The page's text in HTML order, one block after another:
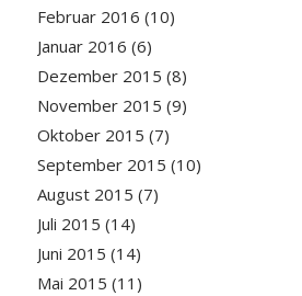
Februar 2016 (10)
Januar 2016 (6)
Dezember 2015 (8)
November 2015 (9)
Oktober 2015 (7)
September 2015 (10)
August 2015 (7)
Juli 2015 (14)
Juni 2015 (14)
Mai 2015 (11)